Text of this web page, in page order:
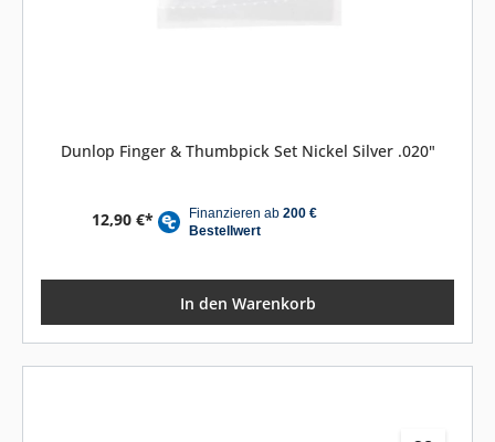
Dunlop Finger & Thumbpick Set Nickel Silver .020"
12,90 €*
In den Warenkorb